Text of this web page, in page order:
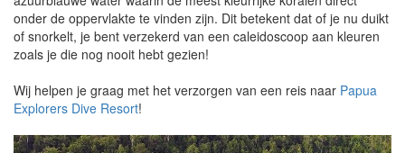
onder de oppervlakte te vinden zijn. Dit betekent dat of je nu duikt
of snorkelt, je bent verzekerd van een caleidoscoop aan kleuren
zoals je die nog nooit hebt gezien!
Wij helpen je graag met het verzorgen van een reis naar Papua
Explorers Dive Resort!